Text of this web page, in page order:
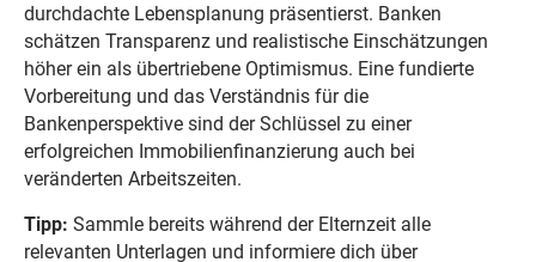
durchdachte Lebensplanung präsentierst. Banken
schätzen Transparenz und realistische Einschätzungen
höher ein als übertriebene Optimismus. Eine fundierte
Vorbereitung und das Verständnis für die
Bankenperspektive sind der Schlüssel zu einer
erfolgreichen Immobilienfinanzierung auch bei
veränderten Arbeitszeiten.
Tipp: Sammle bereits während der Elternzeit alle
relevanten Unterlagen und informiere dich über